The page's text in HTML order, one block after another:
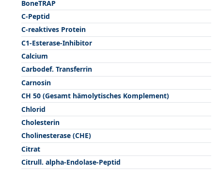
BoneTRAP
C-Peptid
C-reaktives Protein
C1-Esterase-Inhibitor
Calcium
Carbodef. Transferrin
Carnosin
CH 50 (Gesamt hämolytisches Komplement)
Chlorid
Cholesterin
Cholinesterase (CHE)
Citrat
Citrull. alpha-Endolase-Peptid